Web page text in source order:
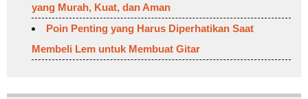
yang Murah, Kuat, dan Aman
Poin Penting yang Harus Diperhatikan Saat
Membeli Lem untuk Membuat Gitar